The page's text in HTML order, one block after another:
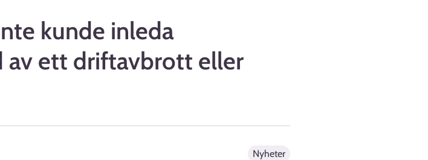
kunde inleda
av ett driftavbrott eller
Nyheter